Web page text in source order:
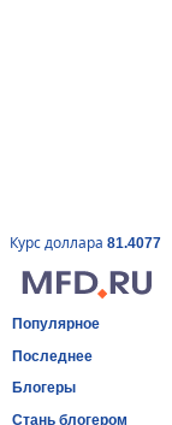
Курс доллара 81.4077
Популярное
Последнее
Блогеры
Стань блогером